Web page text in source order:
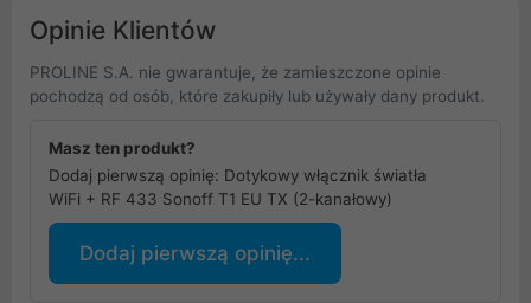
Opinie Klientów
PROLINE S.A. nie gwarantuje, że zamieszczone opinie
pochodzą od osób, które zakupiły lub używały dany produkt.
Masz ten produkt?
Dodaj pierwszą opinię: Dotykowy włącznik światła
WiFi + RF 433 Sonoff T1 EU TX (2-kanałowy)
Dodaj pierwszą opinię...